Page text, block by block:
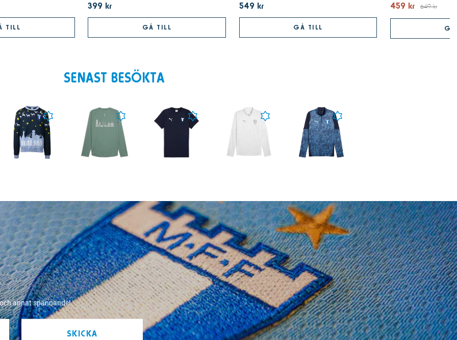
TILL
399 kr
GÅ TILL
549 kr
GÅ TILL
459 kr 649 kr
SENAST BESÖKTA
annat spännande!
SKICKA